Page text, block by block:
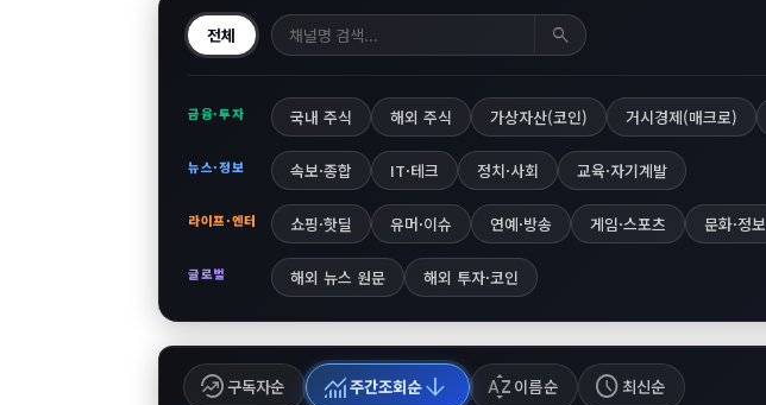
전체 search
금융·투자 국내 주식 해외 주식 가상자산(코인) 거시경제(매크로)
뉴스·정보 속보·종합 IT·테크 정치·사회 교육·자기계발
라이프·엔터 쇼핑·핫딜 유머·이슈 연예·방송 게임·스포츠 문화·정보
글로벌 해외 뉴스 원문 해외 투자·코인
whatshot구독자순 monitoring주간조회순arrow_downward sort_by_alpha 이름순 schedule 최신순